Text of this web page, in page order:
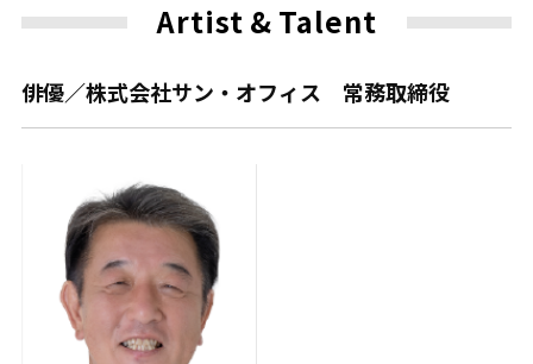
Artist & Talent
俳優／株式会社サン・オフィス 常務取締役